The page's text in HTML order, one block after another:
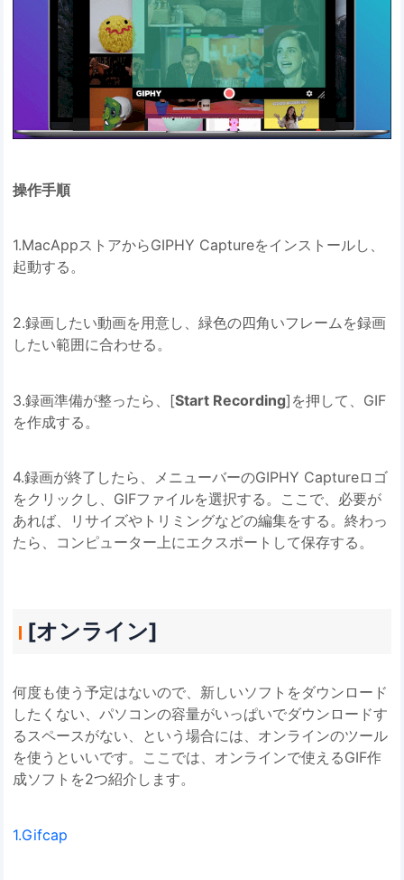
操作手順
1.MacAppストアからGIPHY Captureをインストールし、
起動する。
2.録画したい動画を用意し、緑色の四角いフレームを録画
したい範囲に合わせる。
3.録画準備が整ったら、[Start Recording]を押して、GIF
を作成する。
4.録画が終了したら、メニューバーのGIPHY Captureロゴ
をクリックし、GIFファイルを選択する。ここで、必要が
あれば、リサイズやトリミングなどの編集をする。終わっ
たら、コンピューター上にエクスポートして保存する。
[オンライン]
何度も使う予定はないので、新しいソフトをダウンロード
したくない、パソコンの容量がいっぱいでダウンロードす
るスペースがない、という場合には、オンラインのツール
を使うといいです。ここでは、オンラインで使えるGIF作
成ソフトを2つ紹介します。
1.Gifcap